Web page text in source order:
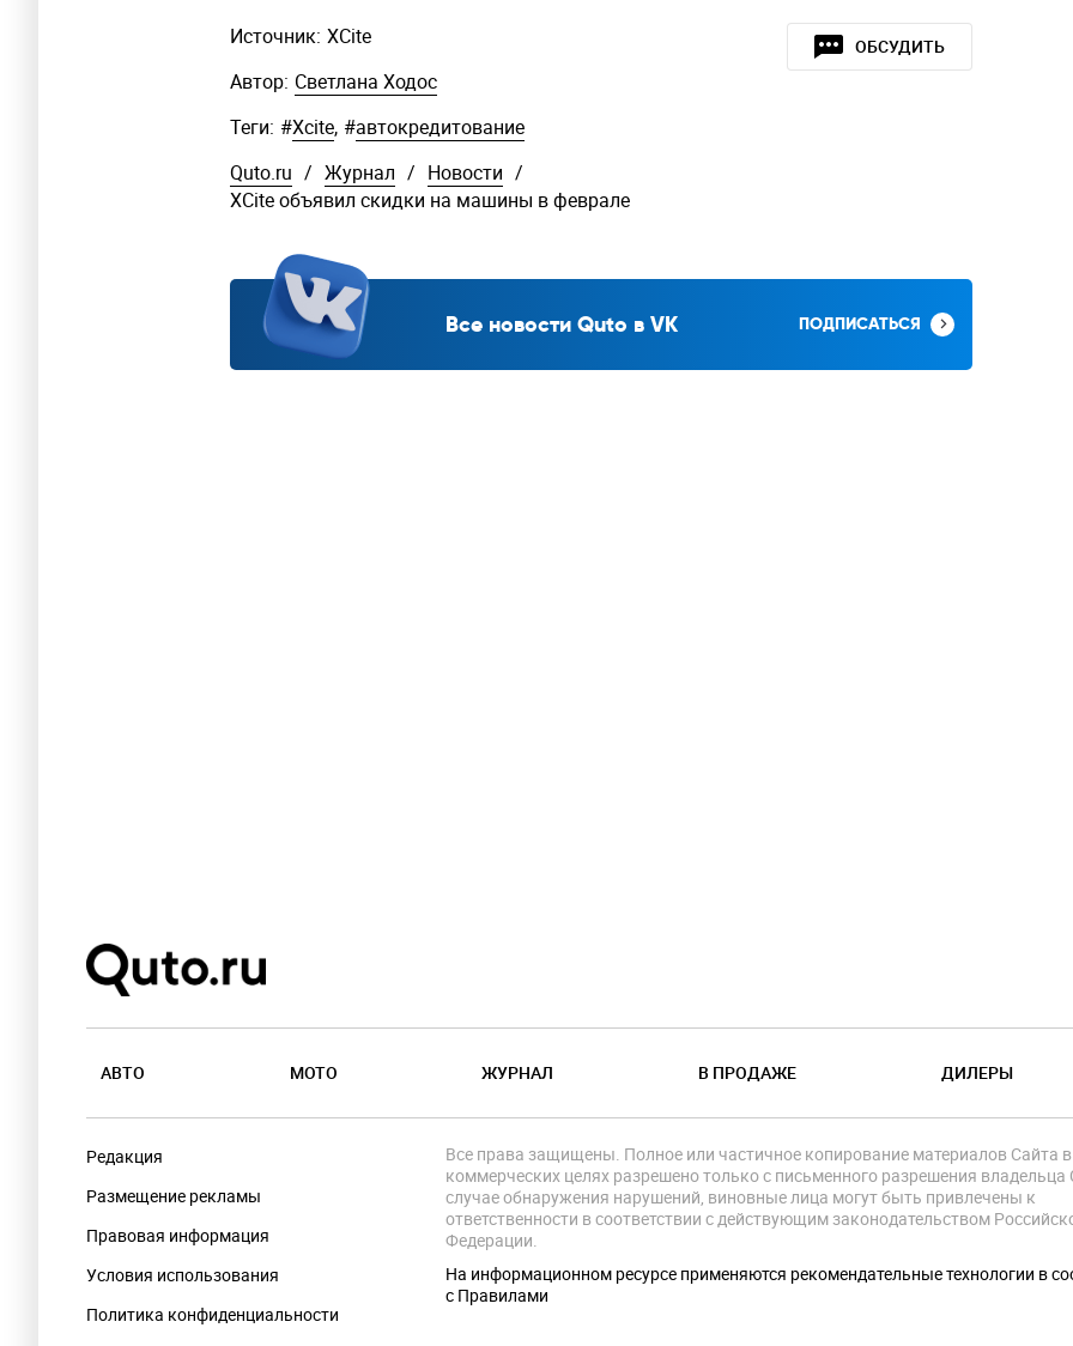
ОБСУДИТЬ
Источник: XCite
Автор: Светлана Ходос
Теги: #Xcite, #автокредитование
Quto.ru / Журнал / Новости /
XCite объявил скидки на машины в феврале
Все новости Quto в VK ПОДПИСАТЬСЯ
АВТО МОТО ЖУРНАЛ В ПРОДАЖЕ ДИЛЕРЫ
Редакция
Размещение рекламы
Правовая информация
Условия использования
Политика конфиденциальности
Все права защищены. Полное или частичное копирование материалов Сайта в
коммерческих целях разрешено только с письменного разрешения владельца
случае обнаружения нарушений, виновные лица могут быть привлечены к
ответственности в соответствии с действующим законодательством
Федерации.
На информационном ресурсе применяются рекомендательные технологии в
с Правилами